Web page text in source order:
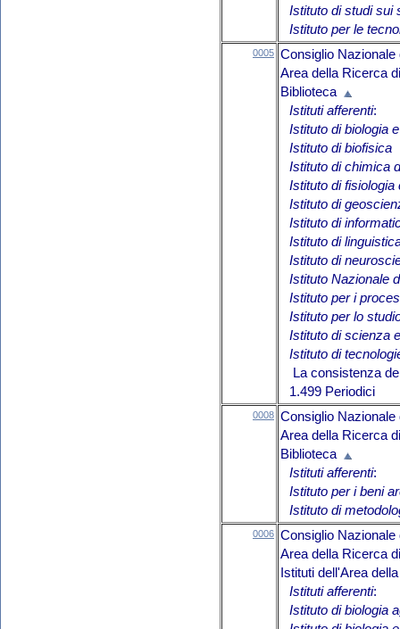
Istituto di studi sui
Istituto per le
0005 Consiglio Nazionale
Area della Ricerca
Biblioteca
Istituti afferenti:
Istituto di biologia
Istituto di biofisica
Istituto di chimica
Istituto di fisiologia
Istituto di
Istituto di
Istituto di
Istituto di
Istituto Nazionale
Istituto per i
Istituto per lo
Istituto di scienza
Istituto di
La consistenza
1.499 Periodici
0008 Consiglio Nazionale
Area della Ricerca
Biblioteca
Istituti afferenti:
Istituto per i beni
Istituto di
0006 Consiglio Nazionale
Area della Ricerca
Istituti dell'Area
Istituti afferenti:
Istituto di biologia